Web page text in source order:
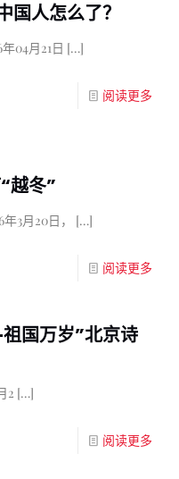
国人怎么了？
04月21日 […]
阅读更多
越冬”
3月20日， […]
阅读更多
国万岁”北京诗
2 […]
阅读更多